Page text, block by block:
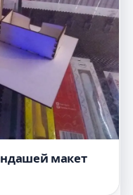
макет